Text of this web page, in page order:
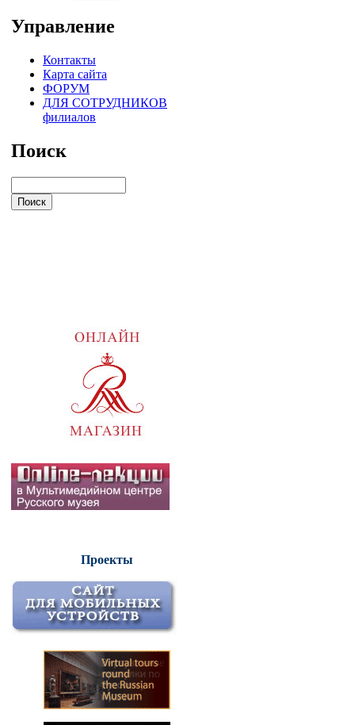
Управление
Контакты
Карта сайта
ФОРУМ
ДЛЯ СОТРУДНИКОВ
филиалов
Поиск
Проекты